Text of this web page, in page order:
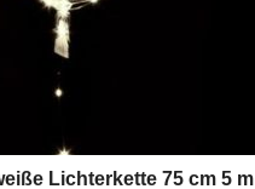
Lichterkette 75 cm 5 m